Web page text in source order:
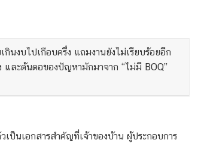
นงบไปเกือบครึ่ง แถมงานยังไม่เรียบร้อยอีก
และต้นตอของปัญหามักมาจาก “ไม่มี BOQ”
เป็นเอกสารสำคัญที่เจ้าของบ้าน ผู้ประกอบการ